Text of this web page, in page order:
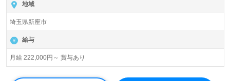
地域
埼玉県新座市
給与
月給 222,000円～ 賞与あり